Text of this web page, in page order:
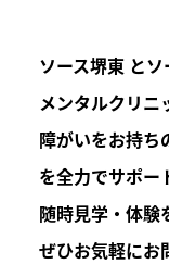
ソース堺東 と
メンタルクリニ
障がいをお持ち
を全力でサポー
随時見学・体験
ぜひお気軽にお